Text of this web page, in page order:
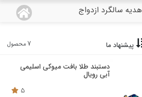
هدیه سالگرد ازدواج
منو
پیشنهاد ما 7 محصول
دستبند طلا بافت میوکی اسلیمی
آبی رویال
5